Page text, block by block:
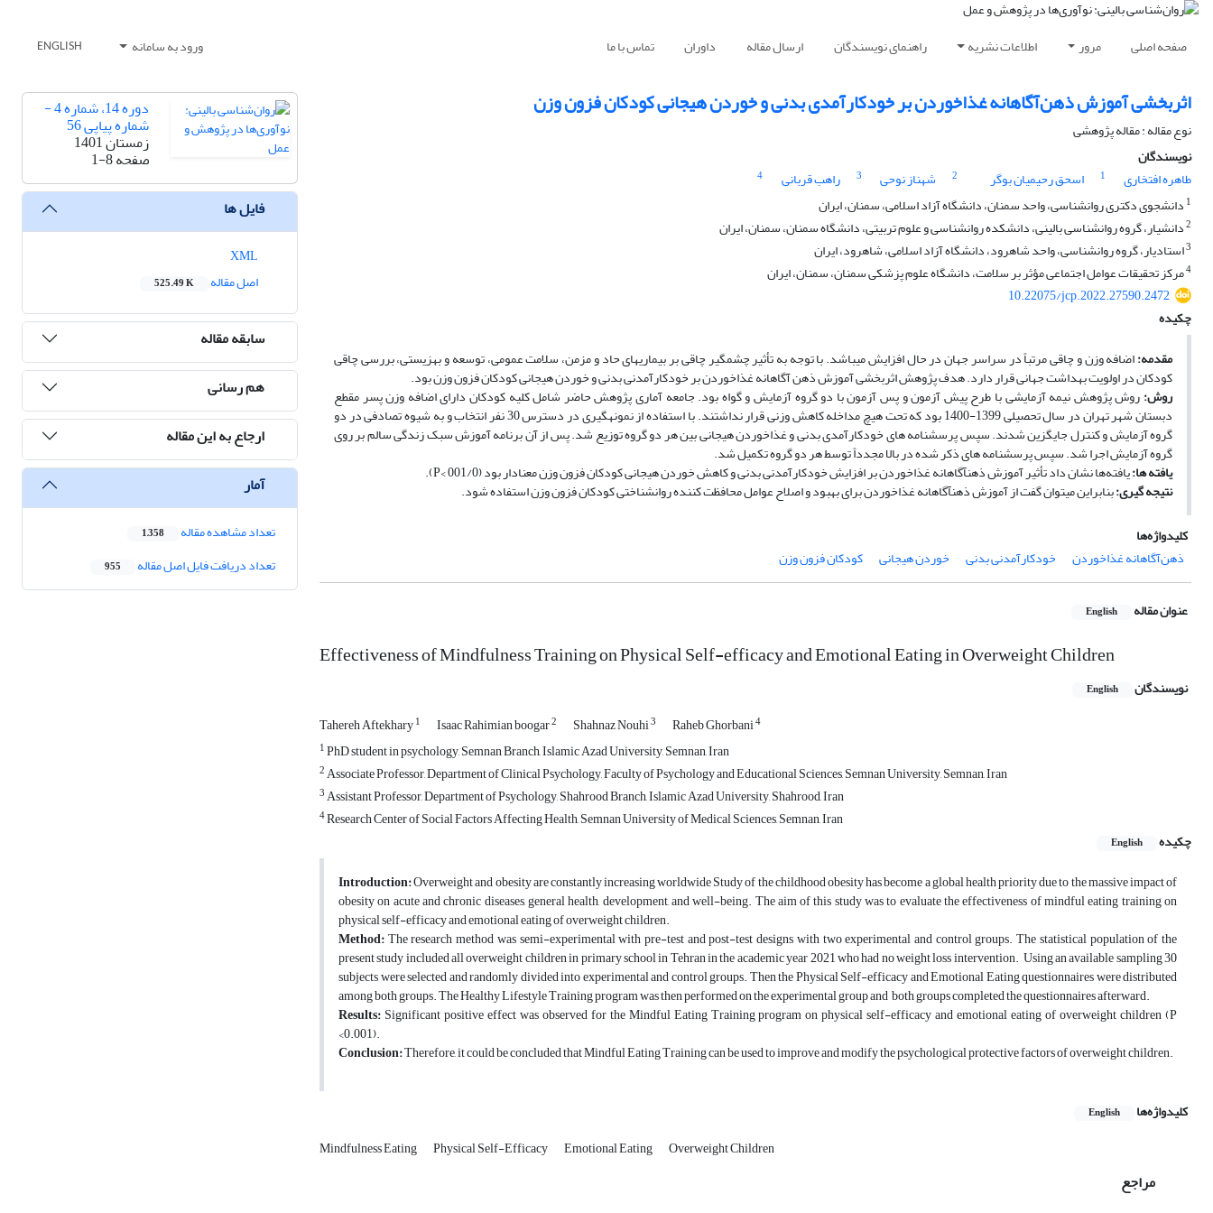
صفحه اصلی مرور اطلاعات نشریه راهنمای نویسندگان ارسال مقاله داوران تماس با ما ورود به سامانه ENGLISH
اثربخشی آموزش ذهن‌آگاهانه غذاخوردن بر خودکارآمدی بدنی و خوردن هیجانی کودکان فزون وزن
نوع مقاله : مقاله پژوهشی
نویسندگان
طاهره افتخاری
1 اسحق رحیمیان بوگر 2 شهناز نوحی 3 راهب قربانی
4
1 دانشجوی دکتری روانشناسی، واحد سمنان، دانشگاه آزاد اسلامی، سمنان، ایران
2دانشیار، گروه روانشناسی بالینی، دانشکده روانشناسی و علوم تربیتی، دانشگاه سمنان، سمنان، ایران
3استادیار، گروه روانشناسی، واحد شاهرود، دانشگاه آزاد اسلامی، شاهرود، ایران
4مرکز تحقیقات عوامل اجتماعی مؤثر بر سلامت، دانشگاه علوم پزشکی سمنان، سمنان، ایران
10.22075/jcp.2022.27590.2472
چکیده
مقدمه:اضافه وزن و چاقی مرتباً در سراسر جهان در حال افزایش می­باشد. با توجه به تأثیر چشمگیر چاقی بر بیماری­های حاد و مزمن، سلامت عمومی، توسعه و بهزیستی، بررسی چاقی
کودکان در اولویت بهداشت جهانی قرار دارد. هدف پژوهشاثربخشی آموزش ذهن آگاهانه غذاخوردن بر خودکارآمدنی بدنی و خوردن هیجانی کودکان فزون وزنبود.
روش:روش پژوهش نیمه ­آزمایشی با طرح پیش­ آزمون و پس آزمون با دو گروه آزمایش و گواه بود. جامعه ­آماری پژوهش حاضرشامل کلیه کودکان دارای اضافه وزن پسر مقطع
دبستان­ شهر تهران در سال تحصیلی 1399-1400 بود که تحت هیچ مداخله­ کاهش وزنی قرار نداشتند. با استفاده از نمونه­گیری در دسترس 30 نفر انتخاب و به شیوه تصادفی در دو
گروه آزمایش و کنترل جایگزین شدند. سپس پرسشنامه­ های خودکارآمدی بدنی و غذاخوردن هیجانی بین هر دو گروه توزیع شد. پس از آن برنامه آموزش سبک زندگی سالم بر روی
گروه آزمایش اجرا شد. سپس پرسشنامه­ های ذکر شده در بالا مجدداً توسط هر دو گروه تکمیلشد.
یافته­ ها:یافته‌ها نشان داد تأثیر آموزش ذهن­آگاهانه غذاخوردن بر افزایش خودکارآمدنی بدنی و کاهش خوردن هیجانی کودکان فزون وزن معنادار بود (001/0 >P).
نتیجه­ گیری:بنابراین می­توان گفت از آموزش ذهن­آگاهانه غذاخوردن برای بهبود و اصلاح عوامل محافظت ­کننده روانشناختی کودکان فزون وزن استفاده شود.
کلیدواژه‌ها
ذهن‌آگاهانه غذاخوردن
خودکارآمدنی بدنی خوردن هیجانی کودکان فزون وزن
عنوان مقاله English
Effectiveness of Mindfulness Training on Physical Self-efficacy and Emotional Eating in Overweight Children
نویسندگان English
Tahereh Aftekhary1 Isaac Rahimian boogar2 Shahnaz Nouhi3 Raheb Ghorbani4
1PhD student in psychology, Semnan Branch, Islamic Azad University, Semnan, Iran
2Associate Professor, Department of Clinical Psychology, Faculty of Psychology and Educational Sciences, Semnan University, Semnan, Iran
3Assistant Professor, Department of Psychology, Shahrood Branch, Islamic Azad University, Shahrood, Iran
4Research Center of Social Factors Affecting Health, Semnan University of Medical Sciences, Semnan, Iran
چکیده
English
Introduction:Overweight and obesity are constantly increasing worldwide Study of the childhood obesity has become a global health priority due to the massive impact of
obesity on acute and chronic diseases, general health, development, and well-being. The aim of this study was to evaluate the effectiveness of mindful eating training on
physical self-efficacy and emotional eating of overweight children.
Method:The research method was semi-experimental with pre-test and post-test designs with two experimental and control groups. The statistical population of the
present study included all overweight children in primary school in Tehran in the academic year 2021 who had no weight loss intervention. Using an available sampling 30
subjects were selected and randomly divided into experimental and control groups. Then the Physical Self-efficacy and Emotional Eating questionnaires were distributed
among both groups. The Healthy Lifestyle Training program was then performed on the experimental group and both groups completed the questionnaires afterward.
Results:Significant positive effect was observed for the Mindful Eating Training program on physical self-efficacy and emotional eating of overweight children (P
<0.001).
Conclusion:Therefore, it could be concluded that Mindful Eating Training can be used to improve and modify the psychological protective factors of overweight children.
کلیدواژه‌ها English
Mindfulness Eating Physical Self-Efficacy Emotional Eating Overweight Children
مراجع
دوره 14، شماره 4 -
شماره پیاپی 56
زمستان 1401
صفحه1-8
فایل ها
اصل مقاله
525.49 K
سابقه مقاله
هم رسانی
ارجاع به این مقاله
آمار
تعداد مشاهده مقاله 1,358
تعداد دریافت فایل اصل مقاله 955